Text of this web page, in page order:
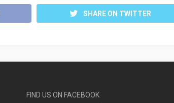
SHARE ON TWITTER
FIND US ON FACEBOOK